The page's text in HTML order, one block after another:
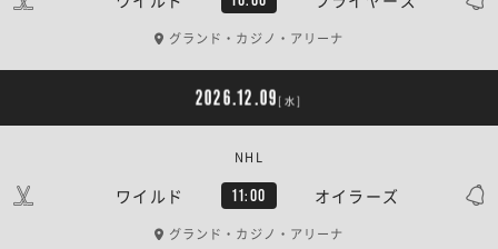
グランド・カジノ・アリーナ
2026.12.09 [水]
ワイルド 11:00 オイラーズ
NHL
グランド・カジノ・アリーナ